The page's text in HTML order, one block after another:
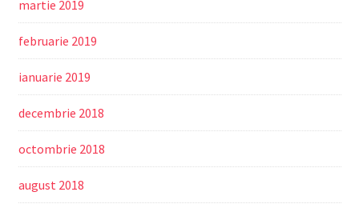
martie 2019
februarie 2019
ianuarie 2019
decembrie 2018
octombrie 2018
august 2018